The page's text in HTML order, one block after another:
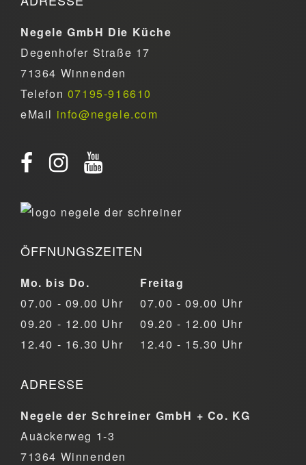
Negele GmbH Die Küche
Degenhofer Straße 17
71364 Winnenden
Telefon 07195-916610
eMail info@negele.com
ÖFFNUNGSZEITEN
Mo. bis Do.
07.00 - 09.00 Uhr
09.20 - 12.00 Uhr
12.40 - 16.30 Uhr
Freitag
07.00 - 09.00 Uhr
09.20 - 12.00 Uhr
12.40 - 15.30 Uhr
ADRESSE
Negele der Schreiner GmbH + Co. KG
Auäckerweg 1-3
71364 Winnenden